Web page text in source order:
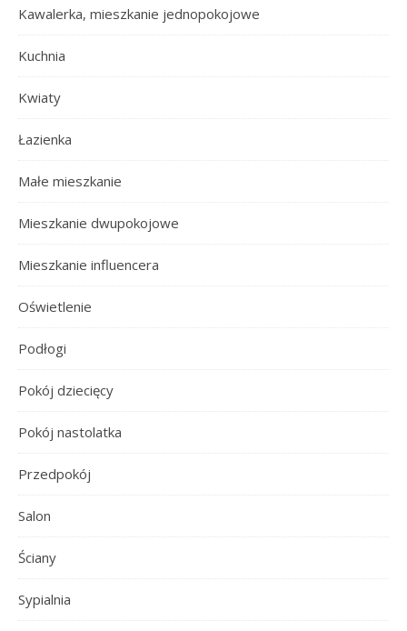
Kawalerka, mieszkanie jednopokojowe
Kuchnia
Kwiaty
Łazienka
Małe mieszkanie
Mieszkanie dwupokojowe
Mieszkanie influencera
Oświetlenie
Podłogi
Pokój dziecięcy
Pokój nastolatka
Przedpokój
Salon
Ściany
Sypialnia